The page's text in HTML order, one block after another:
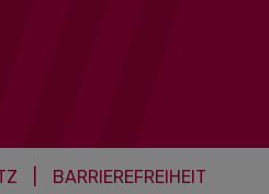
BARRIEREFREIHEIT